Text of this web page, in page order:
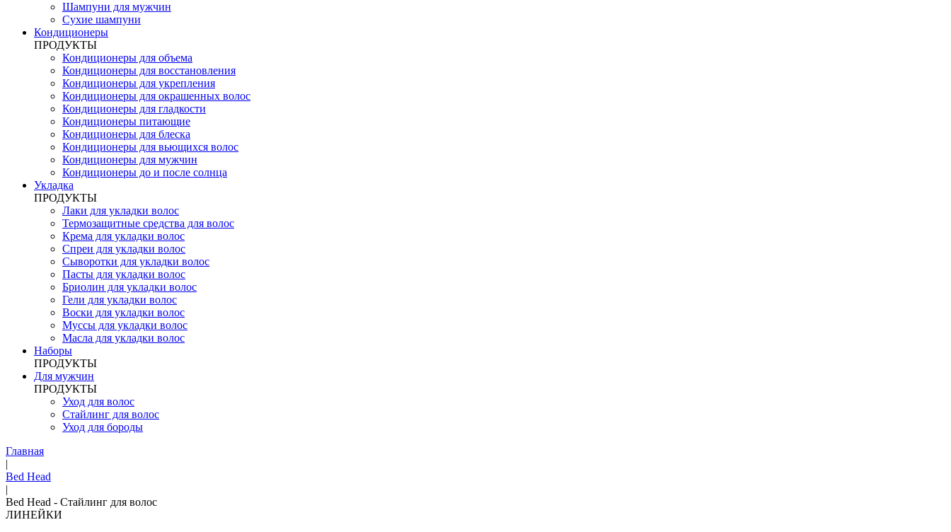
Шампуни для мужчин
Сухие шампуни
Кондиционеры
ПРОДУКТЫ
Кондиционеры для объема
Кондиционеры для восстановления
Кондиционеры для укрепления
Кондиционеры для окрашенных волос
Кондиционеры для гладкости
Кондиционеры питающие
Кондиционеры для блеска
Кондиционеры для вьющихся волос
Кондиционеры для мужчин
Кондиционеры до и после солнца
Укладка
ПРОДУКТЫ
Лаки для укладки волос
Термозащитные средства для волос
Крема для укладки волос
Спреи для укладки волос
Сыворотки для укладки волос
Пасты для укладки волос
Бриолин для укладки волос
Гели для укладки волос
Воски для укладки волос
Муссы для укладки волос
Масла для укладки волос
Наборы
ПРОДУКТЫ
Для мужчин
ПРОДУКТЫ
Уход для волос
Стайлинг для волос
Уход для бороды
Главная
|
Bed Head
|
Bed Head - Стайлинг для волос
ЛИНЕЙКИ